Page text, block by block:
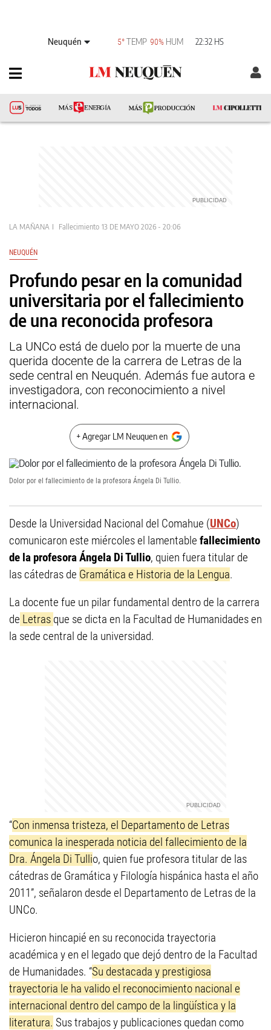
Neuquén 5° TEMP 90% HUM 22:32 HS
LA MAÑANA Fallecimiento 13 DE MAYO 2026 - 20:06
NEUQUÉN
Profundo pesar en la comunidad
universitaria por el fallecimiento
de una reconocida profesora
La UNCo está de duelo por la muerte de una
querida docente de la carrera de Letras de la
sede central en Neuquén. Además fue autora e
investigadora, con reconocimiento a nivel
internacional.
+ Agregar LM Neuquen en
Dolor por el fallecimiento de la profesora Ángela Di Tullio.
Desde la Universidad Nacional del Comahue (UNCo)
comunicaron este miércoles el lamentable fallecimiento
de la profesora Ángela Di Tullio, quien fuera titular de
las cátedras de Gramática e Historia de la Lengua.
La docente fue un pilar fundamental dentro de la carrera
de Letras que se dicta en la Facultad de Humanidades en
la sede central de la universidad.
“Con inmensa tristeza, el Departamento de Letras
comunica la inesperada noticia del fallecimiento de la
Dra. Ángela Di Tullio, quien fue profesora titular de las
cátedras de Gramática y Filología hispánica hasta el año
2011”, señalaron desde el Departamento de Letras de la
UNCo.
Hicieron hincapié en su reconocida trayectoria
académica y en el legado que dejó dentro de la Facultad
de Humanidades. “Su destacada y prestigiosa
trayectoria le ha valido el reconocimiento nacional e
internacional dentro del campo de la lingüística y la
literatura. Sus trabajos y publicaciones quedan como